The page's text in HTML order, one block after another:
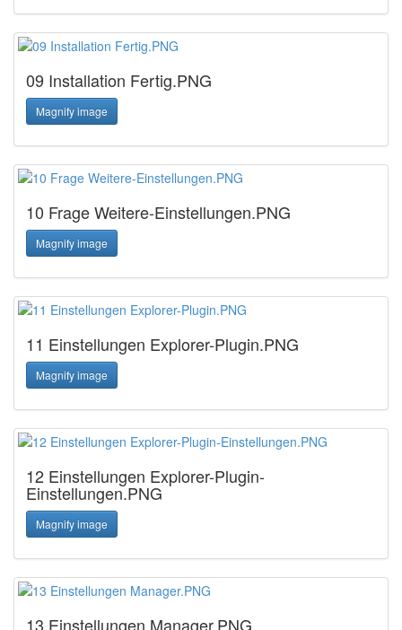
09 Installation Fertig.PNG
Magnify image
10 Frage Weitere-Einstellungen.PNG
Magnify image
11 Einstellungen Explorer-Plugin.PNG
Magnify image
12 Einstellungen Explorer-Plugin-
Einstellungen.PNG
Magnify image
13 Einstellungen Manager.PNG